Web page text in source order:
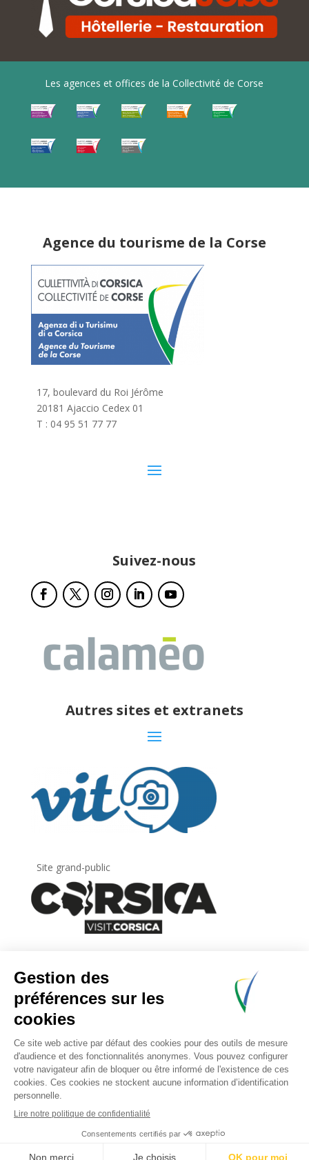
Les agences et offices de la Collectivité de Corse
Agence du tourisme de la Corse
17, boulevard du Roi Jérôme
20181 Ajaccio Cedex 01
T : 04 95 51 77 77
Suivez-nous
Autres sites et extranets
Site grand-public
Inscrivez-vous à la lettre d’information
de
l’Agence du tourisme de la Corse.